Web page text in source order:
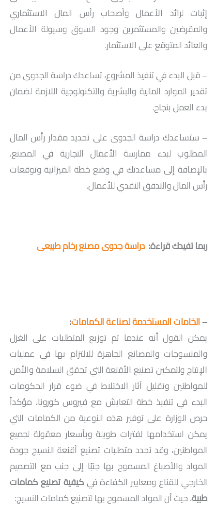
إثبات لرائد الأعمال وأصحاب رأس المال الاستثماري
والمقرضين والمستثمرين وجود السوق وسيولة الأعمال
والعائد المتوقع على الاستثمار.
– قبل البدء في تنفيذ المشروع، تساعدك دراسة الجدوى من
تقدير الموارد المالية والبشرية والتكنولوجية اللازمة لضمان
بدء العمل بنجاح.
– ستساعدك دراسة الجدوى على تحديد مقدار رأس المال
المطلوب لبدء ممارسة الأعمال التجارية في المصنع،
بالإضافة إلى مساعدتك في وضع خطة الميزانية وتوقعات
رأس المال والتدفق النقدي للأعمال.
ربما تفيدك قراءة: دراسة جدوى مصنع رخام طبيعى
–الخامات المستخدمة لصناعة الكمامات:
يمكن القول أنه عندما تم توزيع المتطلبات على الغزل
والمنسوجات والمصانع الجاهزة للالتزام بها في عمليات
الإنتاج ولتمكين تصنيع الأقنعة التي تحقق السلامة والأمن
للمواطنين وتقليل آثار الاختلاط في ضوء قرار الحكومات
البدء في تنفيذ خطة التعايش مع فيروس كورونا، مؤكداً
حرص الوزارة على توفير هذه النوعية من الكمامات التي
يمكن استخدامها لفترات طويلة وبأسعار معقولة لجميع
المواطنين، وقد تحدد متطلبات تصنيع أقنعة النسيج جودة
المواد والأصباغ المسموح بها جنبًا إلى جنب مع التصميم
الخارجي للقناع ومعايير الكفاءة فيكيفية تصنيع كمامات
طبية، حيث أن المواد المسموح بها لتصنيع كمامات النسيج: